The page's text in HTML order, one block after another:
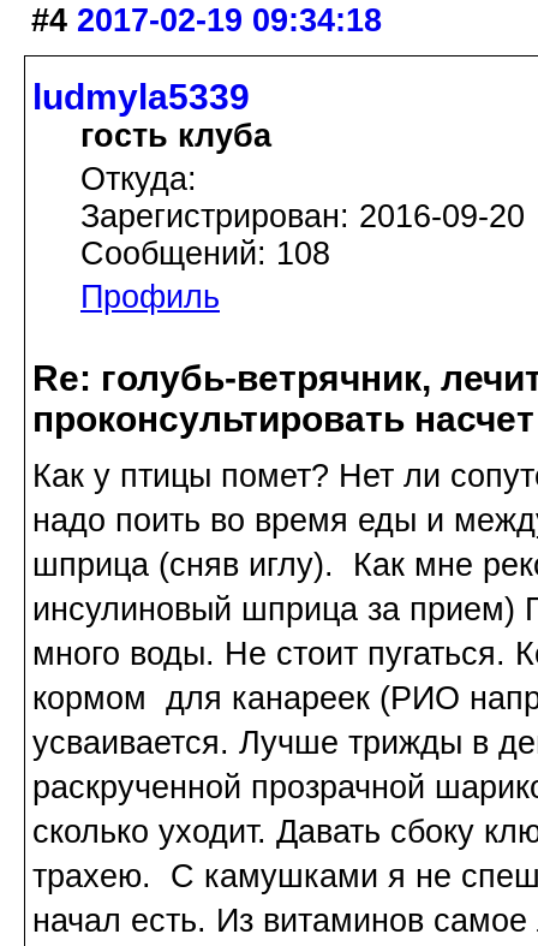
#4 2017-02-19 09:34:18
ludmyla5339
гость клуба
Откуда:
Зарегистрирован: 2016-09-20
Сообщений: 108
Профиль
Re: голубь-ветрячник,
проконсультировать
Как у птицы помет? Нет ли
надо поить во время еды и
шприца (сняв иглу). Как мне
инсулиновый шприца за прием)
много воды. Не стоит пугаться.
кормом для канареек (РИО
усваивается. Лучше трижды в
раскрученной прозрачной
сколько уходит. Давать сбоку
трахею. С камушками я не
начал есть. Из витаминов